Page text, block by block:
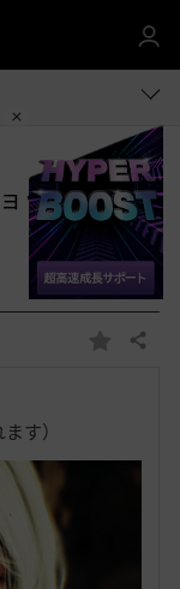
ット集（１
お
り
共有する
す）